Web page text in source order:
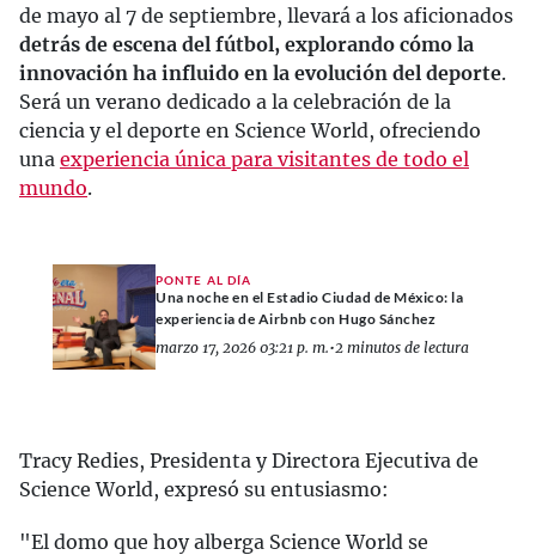
de mayo al 7 de septiembre, llevará a los aficionados
detrás de escena del fútbol, explorando cómo la
innovación ha influido en la evolución del deporte.
Será un verano dedicado a la celebración de la
ciencia y el deporte en Science World, ofreciendo
una experiencia única para visitantes de todo el
mundo.
PONTE AL DÍA
Una noche en el Estadio Ciudad de México: la
experiencia de Airbnb con Hugo Sánchez
marzo 17, 2026 03:21 p. m.•2 minutos de lectura
Tracy Redies, Presidenta y Directora Ejecutiva de
Science World, expresó su entusiasmo:
"El domo que hoy alberga Science World se